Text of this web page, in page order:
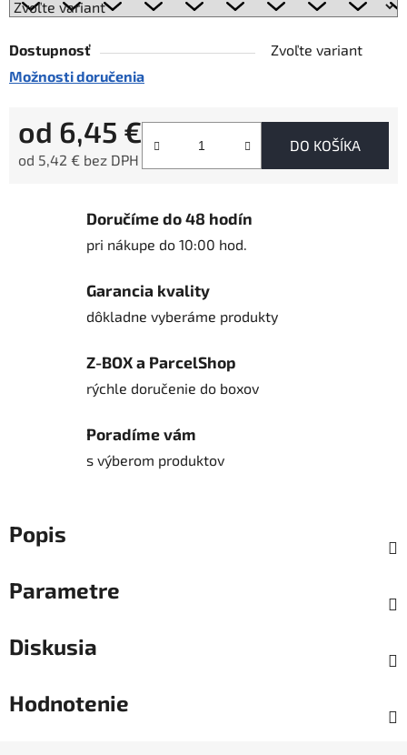
Dostupnosť
Zvoľte variant
Možnosti doručenia
od 6,45 €
od 5,42 € bez DPH
DO KOŠÍKA
Doručíme do 48 hodín
pri nákupe do 10:00 hod.
Garancia kvality
dôkladne vyberáme produkty
Z-BOX a ParcelShop
rýchle doručenie do boxov
Poradíme vám
s výberom produktov
Popis
Parametre
Diskusia
Hodnotenie